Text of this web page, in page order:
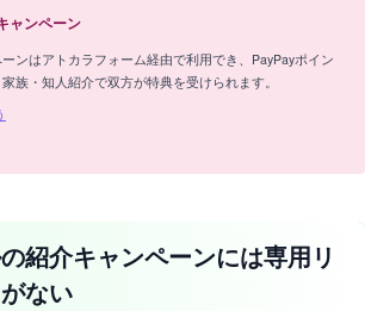
ャンペーン
ンはアトカラフォーム経由で利用でき、PayPayポイン
族・知人紹介で双方が特典を受けられます。
紹介キャンペーンには専用リ
ない